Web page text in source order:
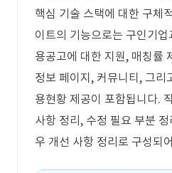
핵심 기술 스택에 대한 구체
이트의 기능으로는 구인기
용공고에 대한 지원, 매칭률
정보 페이지, 커뮤니티, 그리
용현황 제공이 포함됩니다.
사항 정리, 수정 필요 부분
우 개선 사항 정리로 구성되